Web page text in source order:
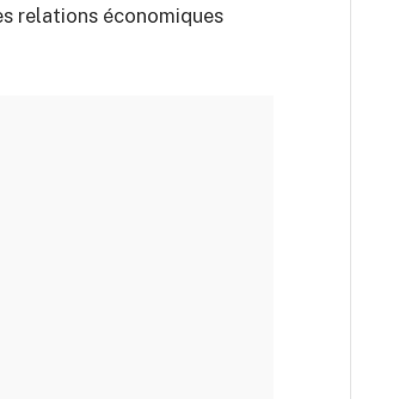
relations économiques